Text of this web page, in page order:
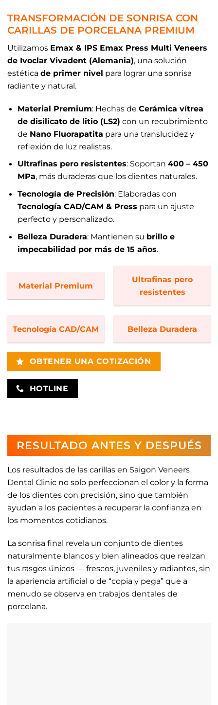
TRANSFORMACIÓN DE SONRISA CON
CARILLAS DE PORCELANA PREMIUM
Utilizamos Emax & IPS Emax Press Multi Veneers
de Ivoclar Vivadent (Alemania), una solución
estética de primer nivel para lograr una sonrisa
radiante y natural.
Material Premium: Hechas deCerámica vítrea
de disilicato de litio (LS2) con un recubrimiento
de Nano Fluorapatita para una translucidez y
reflexión de luz realistas.
Ultrafinas pero resistentes: Soportan400 – 450
MPa, más duraderas que los dientes naturales.
Tecnología de Precisión: Elaboradas con
Tecnología CAD/CAM & Press para un ajuste
perfecto y personalizado.
Belleza Duradera: Mantienen su brillo e
impecabilidad por más de 15 años.
Material Premium
Ultrafinas pero
resistentes
Tecnología CAD/CAM Belleza Duradera
OBTENER UNA COTIZACIÓN
HOTLINE
RESULTADO ANTES Y DESPUÉS
Los resultados de las carillas en Saigon Veneers
Dental Clinic no solo perfeccionan el color y la forma
de los dientes con precisión, sino que también
ayudan a los pacientes a recuperar la confianza en
los momentos cotidianos.
La sonrisa final revela un conjunto de dientes
naturalmente blancos y bien alineados que realzan
tus rasgos únicos — frescos, juveniles y radiantes, sin
la apariencia artificial o de “copia y pega” que a
menudo se observa en trabajos dentales de
porcelana.